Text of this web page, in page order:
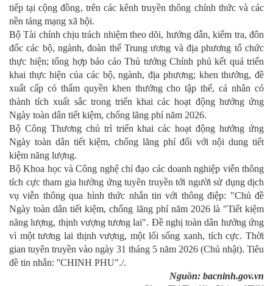
tiếp tại cộng đồng, trên các kênh truyền thông chính thức và các
nền tảng mạng xã hội.
Bộ Tài chính chịu trách nhiệm theo dõi, hướng dẫn, kiểm tra, đôn
đốc các bộ, ngành, đoàn thể Trung ương và địa phương tổ chức
thực hiện; tổng hợp báo cáo Thủ tướng Chính phủ kết quả triến
khai thực hiện của các bộ, ngành, địa phương; khen thưởng, đề
xuất cấp có thẩm quyền khen thưởng cho tập thể, cá nhân có
thành tích xuất sắc trong triển khai các hoạt động hưởng ứng
Ngày toàn dân tiết kiệm, chống lãng phí năm 2026.
Bộ Công Thương chủ trì triển khai các hoạt động hưởng ứng
Ngày toàn dân tiết kiệm, chống lãng phí đối với nội dung tiết
kiệm năng lượng.
Bộ Khoa học và Công nghệ chỉ đạo các doanh nghiệp viễn thông
tích cực tham gia hưởng ứng tuyên truyền tới người sử dụng dịch
vụ viễn thông qua hình thức nhắn tin với thông điệp: "Chủ đề
Ngày toàn dân tiết kiệm, chống lãng phí năm 2026 là "Tiết kiệm
năng lượng, thịnh vượng tương lai". Đề nghị toàn dân hưởng ứng
vì một tương lai thịnh vượng, một lối sống xanh, tích cực. Thời
gian tuyên truyền vào ngày 31 tháng 5 năm 2026 (Chủ nhật). Tiêu
đề tin nhắn: ''CHINH PHU"./.
Nguồn: bacninh.gov.vn